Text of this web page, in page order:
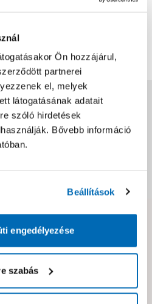
Ön hozzájárul,
partnerei
el, melyek
látogatásának adatait
szóló hirdetések
Bővebb információ
Beállítások
engedélyezése
szabás
vagy a termék leírásában?